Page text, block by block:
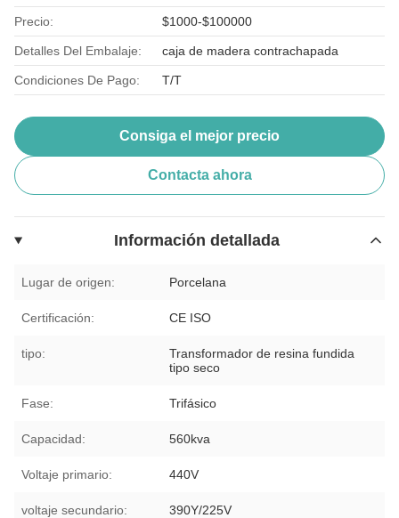
Precio: $1000-$100000
Detalles Del Embalaje: caja de madera contrachapada
Condiciones De Pago: T/T
Consiga el mejor precio
Contacta ahora
Información detallada
Lugar de origen: Porcelana
Certificación: CE ISO
tipo:
Transformador de resina fundida
tipo seco
Fase: Trifásico
Capacidad: 560kva
Voltaje primario: 440V
voltaje secundario: 390Y/225V